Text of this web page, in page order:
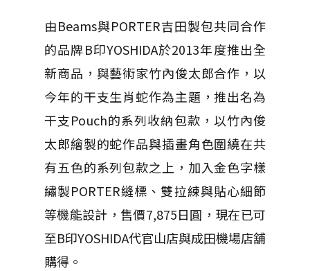
由Beams與PORTER吉田製包共同合作
的品牌B印YOSHIDA於2013年度推出全
新商品，與藝術家竹內俊太郎合作，以
今年的干支生肖蛇作為主題，推出名為
干支Pouch的系列收納包款，以竹內俊
太郎繪製的蛇作品與插畫角色圍繞在共
有五色的系列包款之上，加入金色字樣
繡製PORTER縫標、雙拉練與貼心細節
等機能設計，售價7,875日圓，現在已可
至B印YOSHIDA代官山店與成田機場店舖
購得。